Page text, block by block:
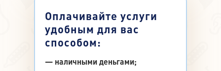
Оплачивайте услуги
удобным для вас
способом:
наличными деньгами;